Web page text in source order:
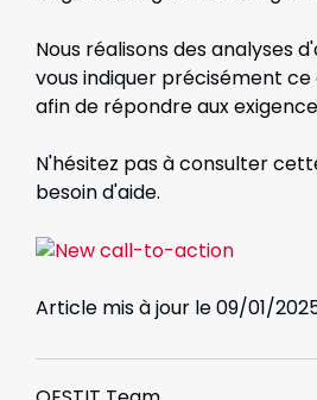
Nous réalisons des analyses
vous indiquer précisément
afin de répondre aux
N'hésitez pas à consulter
besoin d'aide.
Article mis à jour le 09/01/